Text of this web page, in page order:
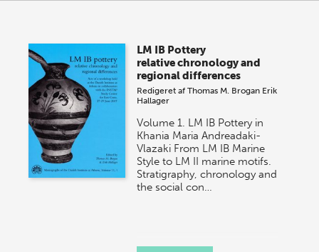
LM IB Pottery
relative chronology and
regional differences
Redigeret afThomas M. Brogan Erik
Hallager
Volume 1. LM IB Pottery in
Khania Maria Andreadaki-
Vlazaki From LM IB Marine
Style to LM II marine motifs.
Stratigraphy, chronology and
the social con…